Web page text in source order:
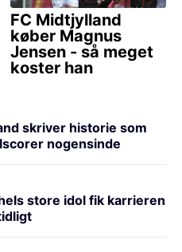
skriver historie som
nogensinde
store idol fik karrieren